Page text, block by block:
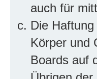
auch für
Die
Körper und
Boards auf